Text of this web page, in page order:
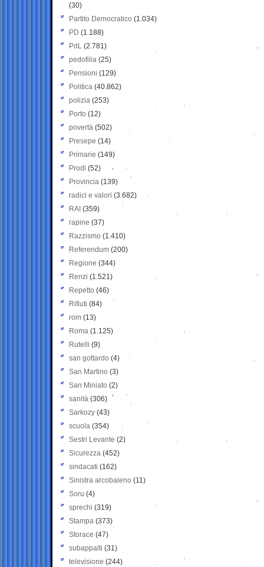
(30)
Partito Democratico (1.034)
PD (1.188)
PdL (2.781)
pedofilia (25)
Pensioni (129)
Politica (40.862)
polizia (253)
Porto (12)
povertà (502)
Presepe (14)
Primarie (149)
Prodi (52)
Provincia (139)
radici e valori (3.682)
RAI (359)
rapine (37)
Razzismo (1.410)
Referendum (200)
Regione (344)
Renzi (1.521)
Repetto (46)
Rifiuti (84)
rom (13)
Roma (1.125)
Rutelli (9)
san gottardo (4)
San Martino (3)
San Miniato (2)
sanità (306)
Sarkozy (43)
scuola (354)
Sestri Levante (2)
Sicurezza (452)
sindacati (162)
Sinistra arcobaleno (11)
Soru (4)
sprechi (319)
Stampa (373)
Storace (47)
subappalti (31)
televisione(244)